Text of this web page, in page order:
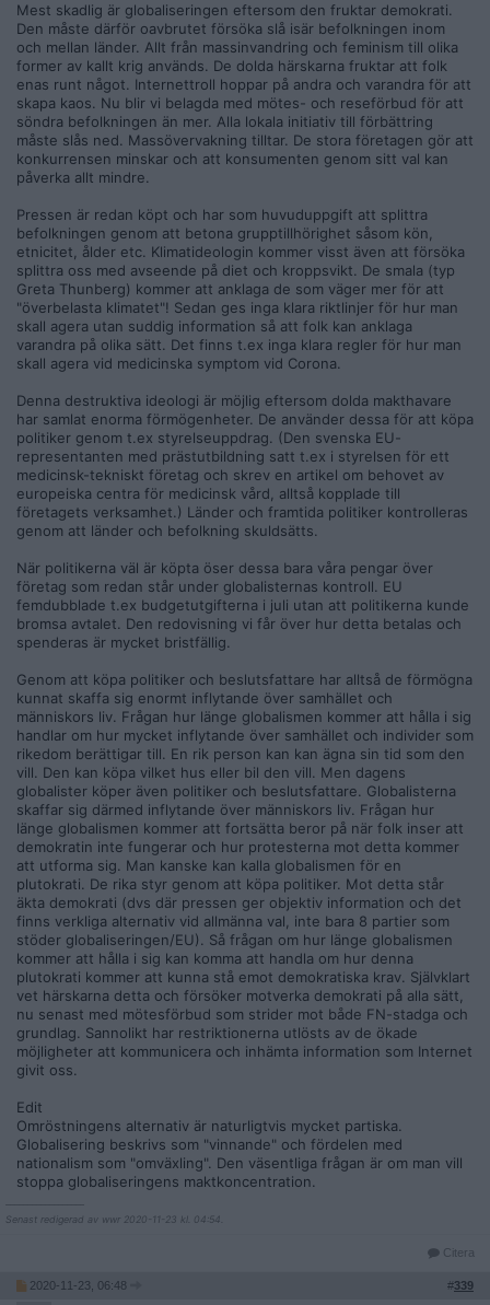
Mest skadlig är globaliseringen eftersom den fruktar demokrati.
Den måste därför oavbrutet försöka slå isär befolkningen inom
och mellan länder. Allt från massinvandring och feminism till olika
former av kallt krig används. De dolda härskarna fruktar att folk
enas runt något. Internettroll hoppar på andra och varandra för att
skapa kaos. Nu blir vi belagda med mötes- och reseförbud för att
söndra befolkningen än mer. Alla lokala initiativ till förbättring
måste slås ned. Massövervakning tilltar. De stora företagen gör att
konkurrensen minskar och att konsumenten genom sitt val kan
påverka allt mindre.
Pressen är redan köpt och har som huvuduppgift att splittra
befolkningen genom att betona grupptillhörighet såsom kön,
etnicitet, ålder etc. Klimatideologin kommer visst även att försöka
splittra oss med avseende på diet och kroppsvikt. De smala (typ
Greta Thunberg) kommer att anklaga de som väger mer för att
"överbelasta klimatet"! Sedan ges inga klara riktlinjer för hur man
skall agera utan suddig information så att folk kan anklaga
varandra på olika sätt. Det finns t.ex inga klara regler för hur man
skall agera vid medicinska symptom vid Corona.
Denna destruktiva ideologi är möjlig eftersom dolda makthavare
har samlat enorma förmögenheter. De använder dessa för att köpa
politiker genom t.ex styrelseuppdrag. (Den svenska EU-
representanten med prästutbildning satt t.ex i styrelsen för ett
medicinsk-tekniskt företag och skrev en artikel om behovet av
europeiska centra för medicinsk vård, alltså kopplade till
företagets verksamhet.) Länder och framtida politiker kontrolleras
genom att länder och befolkning skuldsätts.
När politikerna väl är köpta öser dessa bara våra pengar över
företag som redan står under globalisternas kontroll. EU
femdubblade t.ex budgetutgifterna i juli utan att politikerna kunde
bromsa avtalet. Den redovisning vi får över hur detta betalas och
spenderas är mycket bristfällig.
Genom att köpa politiker och beslutsfattare har alltså de förmögna
kunnat skaffa sig enormt inflytande över samhället och
människors liv. Frågan hur länge globalismen kommer att hålla i sig
handlar om hur mycket inflytande över samhället och individer som
rikedom berättigar till. En rik person kan kan ägna sin tid som den
vill. Den kan köpa vilket hus eller bil den vill. Men dagens
globalister köper även politiker och beslutsfattare. Globalisterna
skaffar sig därmed inflytande över människors liv. Frågan hur
länge globalismen kommer att fortsätta beror på när folk inser att
demokratin inte fungerar och hur protesterna mot detta kommer
att utforma sig. Man kanske kan kalla globalismen för en
plutokrati. De rika styr genom att köpa politiker. Mot detta står
äkta demokrati (dvs där pressen ger objektiv information och det
finns verkliga alternativ vid allmänna val, inte bara 8 partier som
stöder globaliseringen/EU). Så frågan om hur länge globalismen
kommer att hålla i sig kan komma att handla om hur denna
plutokrati kommer att kunna stå emot demokratiska krav. Självklart
vet härskarna detta och försöker motverka demokrati på alla sätt,
nu senast med mötesförbud som strider mot både FN-stadga och
grundlag. Sannolikt har restriktionerna utlösts av de ökade
möjligheter att kommunicera och inhämta information som Internet
givit oss.
Edit
Omröstningens alternativ är naturligtvis mycket partiska.
Globalisering beskrivs som "vinnande" och fördelen med
nationalism som "omväxling". Den väsentliga frågan är om man vill
stoppa globaliseringens maktkoncentration.
Senast redigerad av wwr 2020-11-23 kl. 04:54.
Citera
2020-11-23, 06:48 #339